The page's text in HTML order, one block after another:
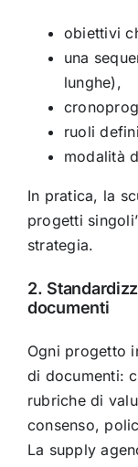
obiettivi
una
lunghe),
ruoli
modalità
In pratica, la
progetti
strategia.
2.
documenti
Ogni progetto
di documenti:
rubriche di
consenso,
La supply